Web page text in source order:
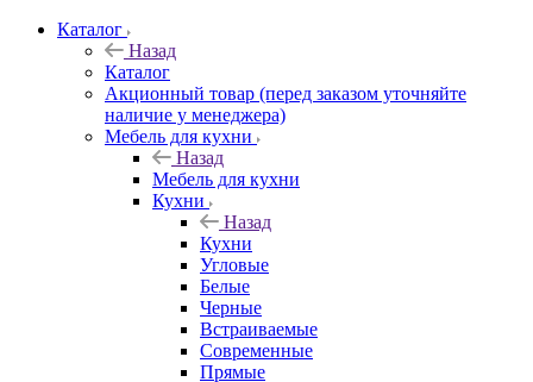
Каталог
Назад
Каталог
Акционный товар (перед заказом уточняйте
наличие у менеджера)
Мебель для кухни
Назад
Мебель для кухни
Кухни
Назад
Кухни
Угловые
Белые
Черные
Встраиваемые
Современные
Прямые